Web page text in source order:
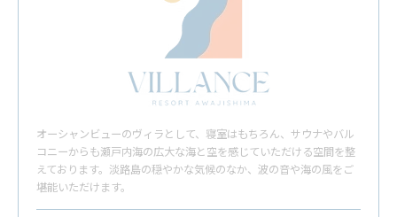
オーシャンビューのヴィラとして、寝室はもちろん、サウナやバル
コニーからも瀬戸内海の広大な海と空を感じていただける空間を整
えております。淡路島の穏やかな気候のなか、波の音や海の風をご
堪能いただけます。